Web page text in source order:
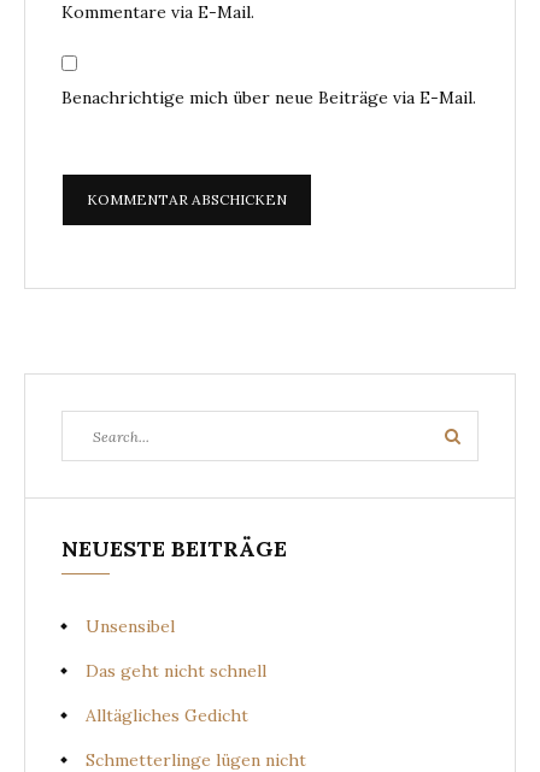
Kommentare via E-Mail.
Benachrichtige mich über neue Beiträge via E-Mail.
for:
Search
NEUESTE BEITRÄGE
Unsensibel
Das geht nicht schnell
Alltägliches Gedicht
Schmetterlinge lügen nicht